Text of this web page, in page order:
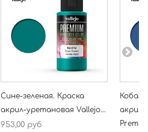
Сине-зеленая. Краска
акрил-уретановая Vallejo...
953,00 руб
акрил-